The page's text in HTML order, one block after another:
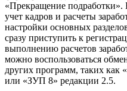
«Прекращение подработки».
учет кадров и расчеты
настройки основных
сразу приступить к
выполнению расчетов
можно воспользоваться
других программ, таких как
или «ЗУП 8» редакции 2.5.